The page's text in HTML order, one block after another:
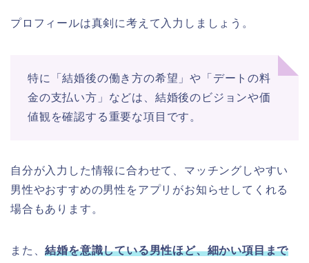
プロフィールは真剣に考えて入力しましょう。
特に「結婚後の働き方の希望」や「デートの料
金の支払い方」などは、結婚後のビジョンや価
値観を確認する重要な項目です。
自分が入力した情報に合わせて、マッチングしやすい
男性やおすすめの男性をアプリがお知らせしてくれる
場合もあります。
また、結婚を意識している男性ほど、細かい項目まで